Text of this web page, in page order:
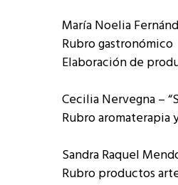
María Noelia
Rubro gastronómico
Elaboración de
Cecilia Nervegna –
Rubro aromaterapia
Sandra Raquel
Rubro productos